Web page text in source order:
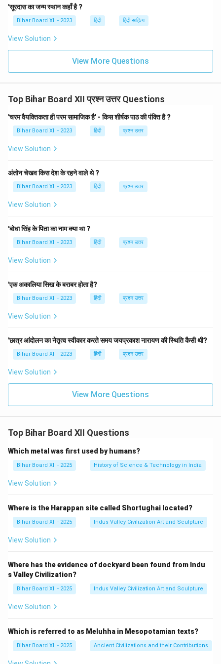
'सूरदास का जन्म स्थान कहाँ है ?
Bihar Board XII - 2023 हिंदी हिंदी साहित्य
View Solution
View More Questions
Top Bihar Board XII प्रश्न उत्तर Questions
'चरम वैयक्तिकता ही परम सामाजिक है' - किस शीर्षक पाठ की पंक्ति है ?
Bihar Board XII - 2023 हिंदी प्रश्न उत्तर
View Solution
अंतोन चेखव किस देश के रहने वाले थे ?
Bihar Board XII - 2023 हिंदी प्रश्न उत्तर
View Solution
'बोधा सिंह के पिता का नाम क्या था ?
Bihar Board XII - 2023 हिंदी प्रश्न उत्तर
View Solution
'एक अकालिया सिख के बराबर होता है?
Bihar Board XII - 2023 हिंदी प्रश्न उत्तर
View Solution
'छात्र आंदोलन का नेतृत्व स्वीकार करते समय जयप्रकाश नारायण की स्थिति कैसी थी?
Bihar Board XII - 2023 हिंदी प्रश्न उत्तर
View Solution
View More Questions
Top Bihar Board XII Questions
Which metal was first used by humans?
Bihar Board XII - 2025 History of Science & Technology in India
View Solution
Where is the Harappan site called Shortughai located?
Bihar Board XII - 2025 Indus Valley Civilization Art and Sculpture
View Solution
Where has the evidence of dockyard been found from Indu
s Valley Civilization?
Bihar Board XII - 2025 Indus Valley Civilization Art and Sculpture
View Solution
Which is referred to as Meluhha in Mesopotamian texts?
Bihar Board XII - 2025 Ancient Civilizations and their Contributions